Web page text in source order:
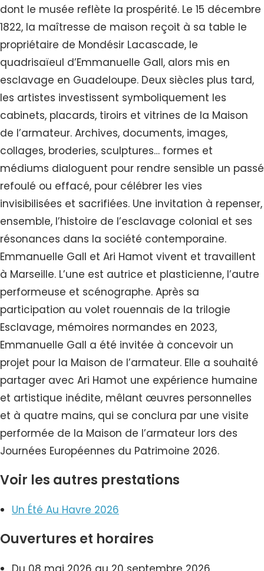
dont le musée reflète la prospérité. Le 15 décembre
1822, la maîtresse de maison reçoit à sa table le
propriétaire de Mondésir Lacascade, le
quadrisaïeul d’Emmanuelle Gall, alors mis en
esclavage en Guadeloupe. Deux siècles plus tard,
les artistes investissent symboliquement les
cabinets, placards, tiroirs et vitrines de la Maison
de l’armateur. Archives, documents, images,
collages, broderies, sculptures… formes et
médiums dialoguent pour rendre sensible un passé
refoulé ou effacé, pour célébrer les vies
invisibilisées et sacrifiées. Une invitation à repenser,
ensemble, l’histoire de l’esclavage colonial et ses
résonances dans la société contemporaine.
Emmanuelle Gall et Ari Hamot vivent et travaillent
à Marseille. L’une est autrice et plasticienne, l’autre
performeuse et scénographe. Après sa
participation au volet rouennais de la trilogie
Esclavage, mémoires normandes en 2023,
Emmanuelle Gall a été invitée à concevoir un
projet pour la Maison de l’armateur. Elle a souhaité
partager avec Ari Hamot une expérience humaine
et artistique inédite, mêlant œuvres personnelles
et à quatre mains, qui se conclura par une visite
performée de la Maison de l’armateur lors des
Journées Européennes du Patrimoine 2026.
Voir les autres prestations
Un Été Au Havre 2026
Ouvertures et horaires